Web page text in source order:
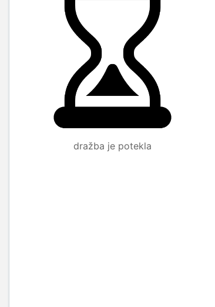
dražba je potekla